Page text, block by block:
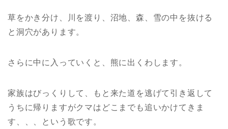
草をかき分け、川を渡り、沼地、森、雪の中を抜ける
と洞穴があります。
さらに中に入っていくと、熊に出くわします。
家族はびっくりして、もと来た道を逃げて引き返して
うちに帰りますがクマはどこまでも追いかけてきま
す、、、という歌です。